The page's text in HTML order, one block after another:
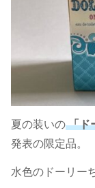
夏の装いの「ド
発表の限定品。
水色のドーリー